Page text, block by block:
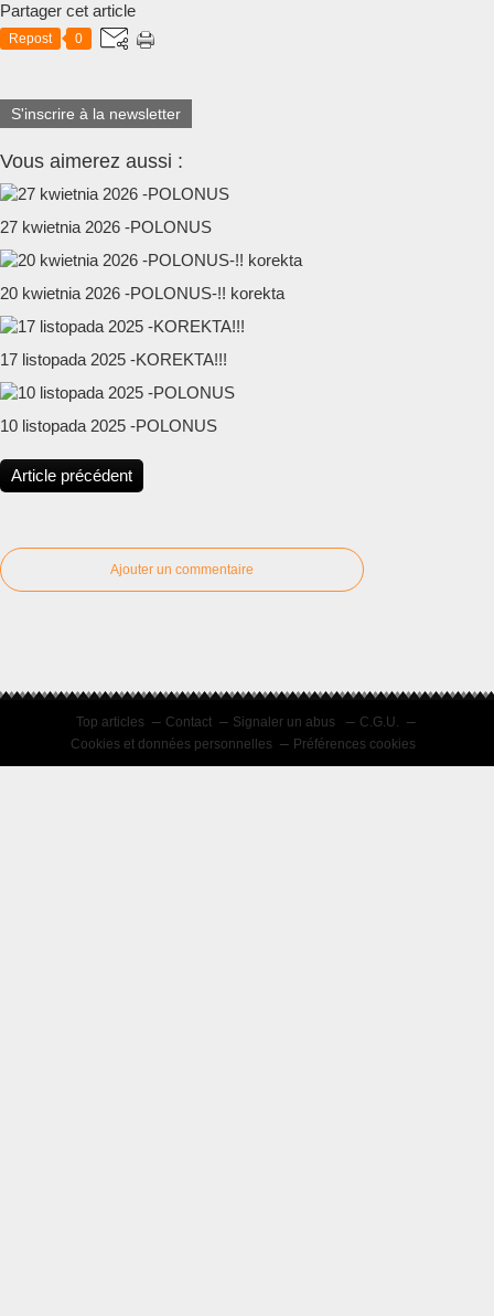
Partager cet article
Repost 0
S'inscrire à la newsletter
Vous aimerez aussi :
27 kwietnia 2026 -POLONUS
20 kwietnia 2026 -POLONUS-!! korekta
17 listopada 2025 -KOREKTA!!!
10 listopada 2025 -POLONUS
Article précédent
Ajouter un commentaire
Top articles Contact Signaler un abus
C.G.U.
Cookies et données personnelles
Préférences cookies